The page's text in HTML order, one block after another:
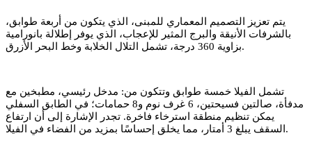
يتم تعزيز التصميم المعماري للمبنى، الذي يتكون من أربعة طوابق،
بالشرفات الأنيقة والبرج المثير للإعجاب، الذي يوفر إطلالة بانورامية
بزاوية 360 درجة، تشمل التلال الخلابة وخط البحر الأزرق.
تشمل الفيلا خمسة طوابق وتتكون من: مدخل رئيسي، مطبخين مع
مدفأة، صالتين فسيحتين، 6 غرف نوم و8 حمامات؛ في الطابق السفلي
يمكن تنظيم منطقة استرخاء فاخرة. تجدر الإشارة إلى أن ارتفاع
السقف يبلغ 3 أمتار، مما يخلق إحساسًا بمزيد من الفضاء في الفيلا.